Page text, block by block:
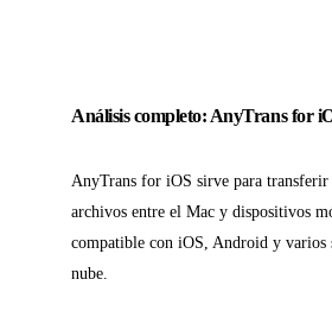
Análisis completo: AnyTrans for
AnyTrans for iOS sirve para transferir
archivos entre el Mac y dispositivos
compatible con iOS, Android y varios
nube.